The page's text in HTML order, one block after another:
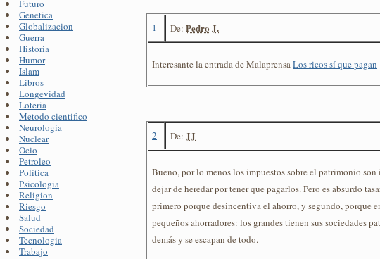
Futuro
Genetica
Globalizacion
Guerra
Historia
Humor
Islam
Libros
Longevidad
Loteria
Metodo cientifico
Neurologia
Nuclear
Ocio
Petroleo
Política
Psicologia
Religion
Riesgo
Salud
Sociedad
Tecnologia
Trabajo
1 De: Pedro J.
Interesante la entrada de MalaprensaLos ricos sí que pagan
2 De: JJ
Bueno, por lo menos los impuestos sobre el patrimonio
dejar de heredar por tener que pagarlos. Pero es absurdo
primero porque desincentiva el ahorro, y segundo, porque
pequeños ahorradores: los grandes tienen sus sociedades
demás y se escapan de todo.